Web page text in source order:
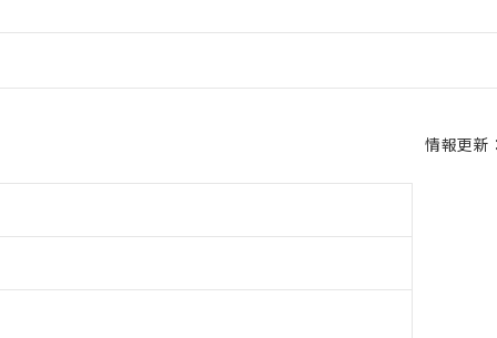
情報更新